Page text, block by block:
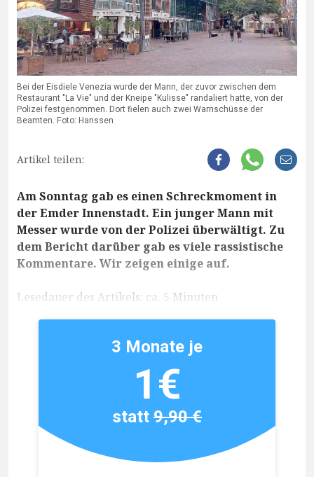
Bei der Eisdiele Venezia wurde der Mann, der zuvor zwischen dem
Restaurant "La Vie" und der Kneipe "Kulisse" randaliert hatte, von der
Polizei festgenommen. Dort fielen auch zwei Warnschüsse der
Beamten. Foto: Hanssen
Artikel teilen:
Am Sonntag gab es einen Schreckmoment in
der Emder Innenstadt. Ein junger Mann mit
Messer wurde von der Polizei überwältigt. Zu
dem Bericht darüber gab es viele rassistische
Kommentare. Wir zeigen einige auf.
Lesedauer des Artikels: ca. 5 Minuten
3 Monate je
1€
statt9,90 €